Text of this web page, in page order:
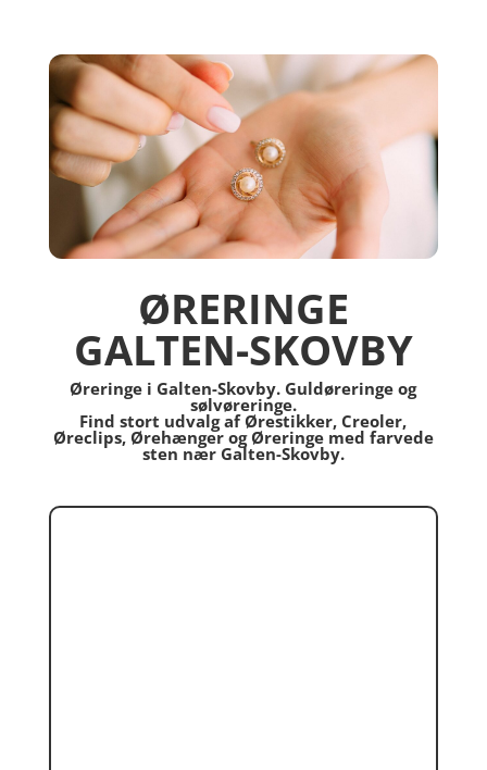
ØRERINGE
GALTEN-SKOVBY
Øreringe i Galten-Skovby. Guldøreringe og
sølvøreringe.
Find stort udvalg af Ørestikker, Creoler,
Øreclips, Ørehænger og Øreringe med farvede
sten nær Galten-Skovby.